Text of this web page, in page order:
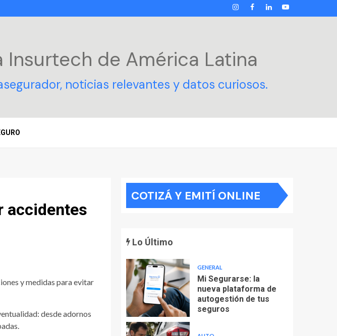
INSTAGRAM
FACEBOOK
LINKEDIN
YOUTUBE
Insurtech de América Latina
noticias relevantes y datos curiosos.
accidentes
y medidas para evitar
desde adornos
COTIZÁ Y EMITÍ ONLINE
Lo Último
GENERAL
Mi Segurarse: la
nueva plataforma de
autogestión de tus
seguros